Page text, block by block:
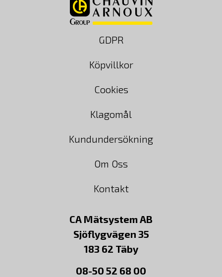
GDPR
Köpvillkor
Cookies
Klagomål
Kundundersökning
Om Oss
Kontakt
CA Mätsystem AB
Sjöflygvägen 35
183 62 Täby
08-50 52 68 00